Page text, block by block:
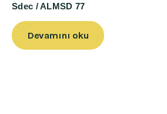
Sdec / ALMSD 77
Devamını oku